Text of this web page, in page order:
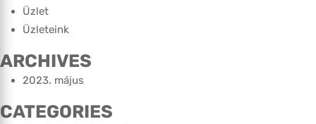
Üzlet
Üzleteink
ARCHIVES
2023. május
CATEGORIES